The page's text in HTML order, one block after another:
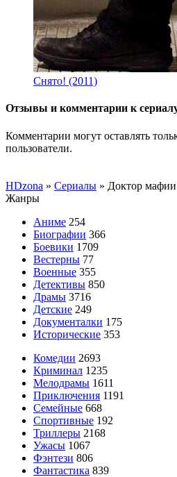
Снято! (2011)
Отзывы и комментарии к
Комментарии могут оставлять
пользователи.
HDzona » Сериалы » Доктор мафии
Жанры
Аниме 254
Биографии 366
Боевики 1709
Вестерны 77
Военные 355
Детективы 850
Драмы 3716
Детские 249
Документалки 175
Исторические 353
Комедии 2693
Криминал 1235
Мелодрамы 1611
Приключения 1191
Семейные 668
Спортивные 192
Триллеры 2168
Ужасы 1067
Фэнтези 806
Фантастика 839